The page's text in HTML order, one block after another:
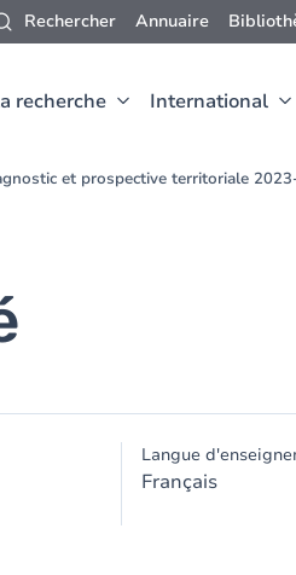
Rechercher Annuaire
recherche International
et prospective territoriale
Langue
Français